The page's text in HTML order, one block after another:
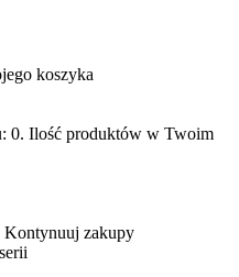
koszyka
0. Ilość produktów w Twoim
Kontynuuj zakupy